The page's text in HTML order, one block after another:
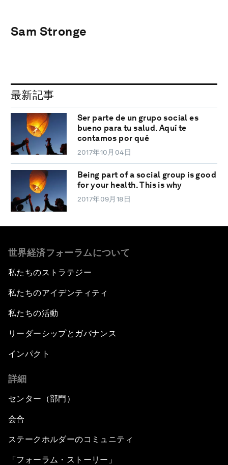
Sam Stronge
最新記事
Ser parte de un grupo social es
bueno para tu salud. Aquí te
contamos por qué
2017年10月04日
Being part of a social group is good
for your health. This is why
2017年09月18日
世界経済フォーラムについて
私たちのストラテジー
私たちのアイデンティティ
私たちの活動
リーダーシップとガバナンス
インパクト
詳細
センター（部門）
会合
ステークホルダーのコミュニティ
「フォーラム・ストーリー」